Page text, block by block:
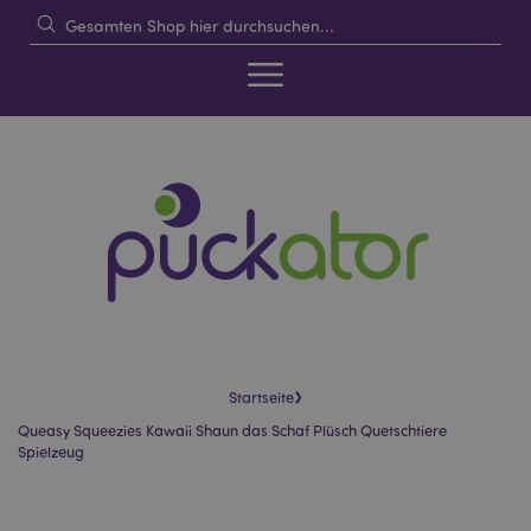
Startseite›
Queasy Squeezies Kawaii Shaun das Schaf Plüsch Quetschtiere
Spielzeug